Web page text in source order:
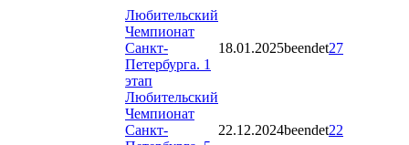
Любительский
Чемпионат
Санкт-
Петербурга. 1
этап
18.01.2025beendet27
Любительский
Чемпионат
Санкт-
22.12.2024beendet22